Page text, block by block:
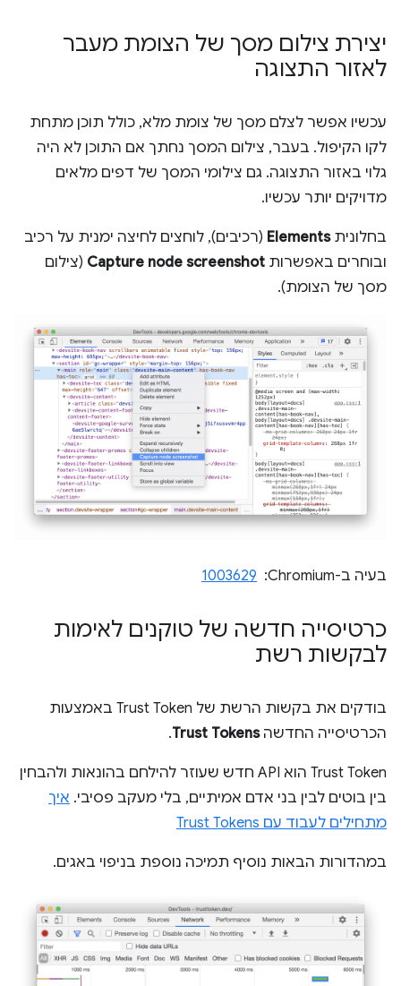
יצירת צילום מסך של הצומת מעבר
לאזור התצוגה
עכשיו אפשר לצלם מסך של צומת מלא, כולל תוכן מתחת
לקו הקיפול. בעבר, צילום המסך נחתך אם התוכן לא היה
גלוי באזור התצוגה. גם צילומי המסך של דפים מלאים
מדויקים יותר עכשיו.
בחלוניתElements (רכיבים), לוחצים לחיצה ימנית על רכיב
ובוחרים באפשרות Capture node screenshot (צילום
מסך של הצומת).
בעיה ב-Chromium: ‏ 1003629
כרטיסייה חדשה של טוקנים לאימות
לבקשות רשת
בודקים את בקשות הרשת של Trust Token באמצעות
הכרטיסייה החדשהTrust Tokens
.
Trust Token הוא API חדש שעוזר להילחם בהונאות ולהבחין
בין בוטים לבין בני אדם אמיתיים, בלי מעקב פסיבי. איך
מתחילים לעבוד עם Trust Tokens
במהדורות הבאות נוסיף תמיכה נוספת בניפוי באגים.